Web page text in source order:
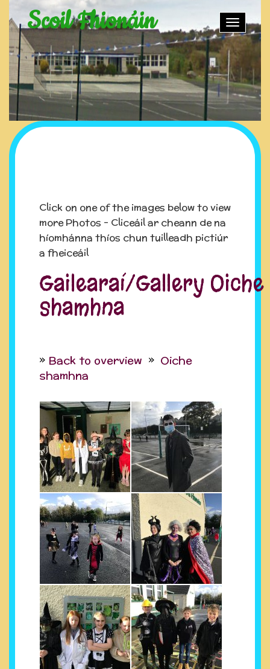
Toggle
Scoil Fhionáin
Click on one of the images below to view
more Photos - Cliceáil ar cheann de na
híomhánna thíos chun tuilleadh pictiúr
a fheiceáil
Gailearaí/Gallery Oiche
shamhna
Back to overview
Oiche
shamhna